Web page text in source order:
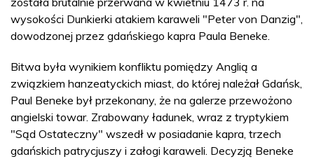
wysokości Dunkierki atakiem karaweli "Peter von Danzig",
dowodzonej przez gdańskiego kapra Paula Beneke.
Bitwa była wynikiem konfliktu pomiędzy Anglią a
związkiem hanzeatyckich miast, do której należał Gdańsk,
Paul Beneke był przekonany, że na galerze przewożono
angielski towar. Zrabowany ładunek, wraz z tryptykiem
"Sąd Ostateczny" wszedł w posiadanie kapra, trzech
gdańskich patrycjuszy i załogi karaweli. Decyzją Beneke